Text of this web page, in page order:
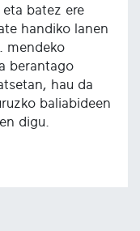
batez ere
handiko lanen
mendeko
berantago
hau da
baliabideen
digu.